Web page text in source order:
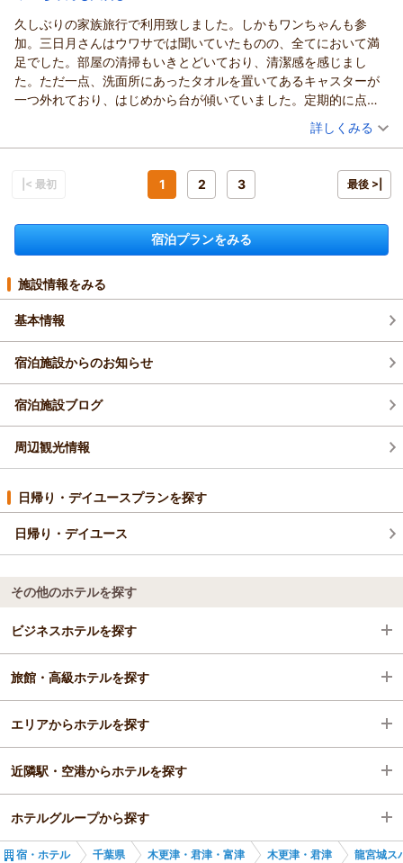
（返信日：2026/04/22）
龍宮城スパ・ホテル三日月 富士見亭からの返信
こうちゃん 様
この度はご家族でのご利用、誠にありがとうございます。皆さ
まにご満足いただけたとのこと、大変嬉しく思います。
また、従業員の対応についてお褒めの言葉をいただき、スタッ
一方で、平日にも関わらず夕食の混雑でご不便をおかけし、飲
ございません。人気料理へのお並びも長くなってしまい、貴重
なご意見として関係部署に共有いたします。
内を今後のサービス改善として検討してまいります。次回ご来
館の際には、事前のご希望をお伝えいただければ、可能な限り
調整させていただきます。
またのお越しをスタッフ一同、心よりお待ちしております。
久しぶりの家族旅行で利用致しました。しかもワンちゃんも参
加。三日月さんはウワサでは聞いていたものの、全てにおいて満
足でした。部屋の清掃もいきとどいており、清潔感を感じまし
た。ただ一点、洗面所にあったタオルを置いてあるキャスターが
一つ外れており、はじめから台が傾いていました。定期的に点検
（投稿日：2026/04/13）
宿泊時期： 2026年03月宿泊 (家族旅行)
宿泊プラン：
リゾートステイ with わんちゃん
30,001円以上(大人一人あたり/税込)
龍宮城スパ・ホテル三日月 富士見亭からの返信
このたびはご家族でのご旅行に当ホテルをご利用いただき、誠
にありがとうございます。ワンちゃんも一緒とのこと、楽しん
でいただけたと伺い大変うれしく思います。
部屋の清掃と清潔感についてお褒めの言葉を頂き、あわせて感
謝いたします。
いていたとのご指摘、深くお詫び申し上げます。
早速、設備の担当と共有し点検・対応を進めてまいります。今
また機会がございましたら、ワンちゃんも含め快適にお過ごし
いただけるよう努めます。次回のご来訪を心よりお待ちしてお
ります。
（返信日：2026/04/15）
詳しくみる
|< 最初 1 2 3 最後 >|
宿泊プランをみる
施設情報をみる
基本情報
宿泊施設からのお知らせ
宿泊施設ブログ
周辺観光情報
日帰り・デイユースプランを探す
日帰り・デイユース
その他のホテルを探す
ビジネスホテルを探す
千葉県
木更津・君津・富津
木更津・君津
木更津駅
旅館・高級ホテルを探す
千葉県
エリアからホテルを探す
千葉県
木更津・君津・富津
近隣駅・空港からホテルを探す
巌根駅
ホテルグループから探す
宿・ホテル 千葉県 木更津・君津・富津 木更津・君津 龍宮城ス